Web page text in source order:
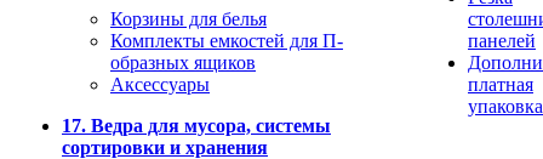
Корзины для белья
Комплекты емкостей для П-
образных ящиков
Аксессуары
17. Ведра для мусора, системы
сортировки и хранения
панелей
платная
упаковка